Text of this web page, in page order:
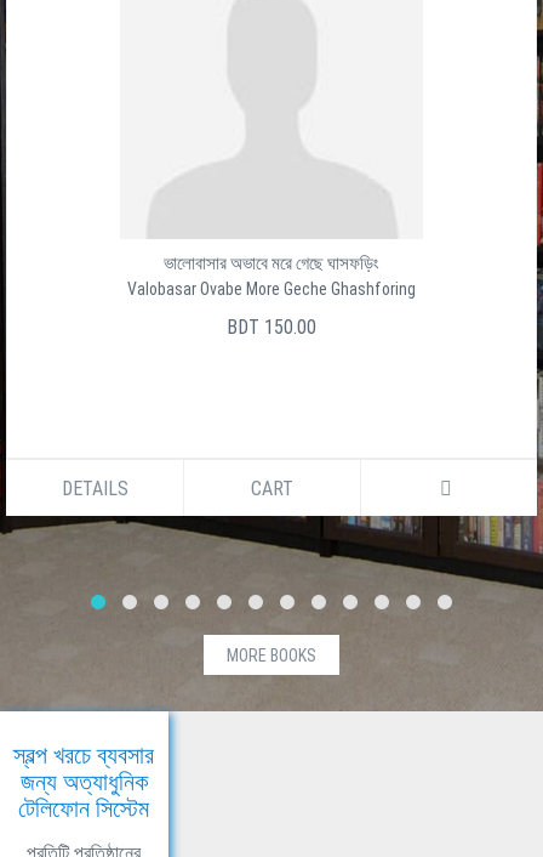
ভালোবাসার অভাবে মরে গেছে ঘাসফড়িং
Valobasar Ovabe More Geche Ghashforing
BDT 150.00
DETAILS CART
MORE BOOKS
স্বল্প খরচে ব্যবসার
জন্য অত্যাধুনিক
টেলিফোন সিস্টেম